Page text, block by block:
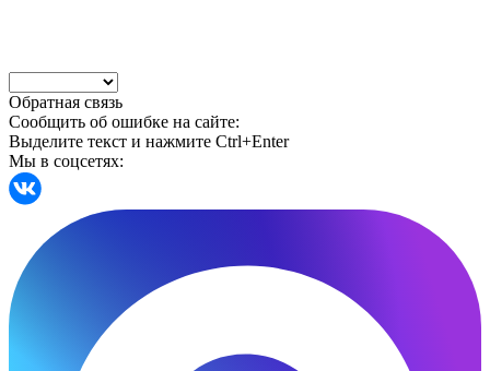
Обратная связь
Сообщить об ошибке на сайте:
Выделите текст и нажмите Ctrl+Enter
Мы в соцсетях: